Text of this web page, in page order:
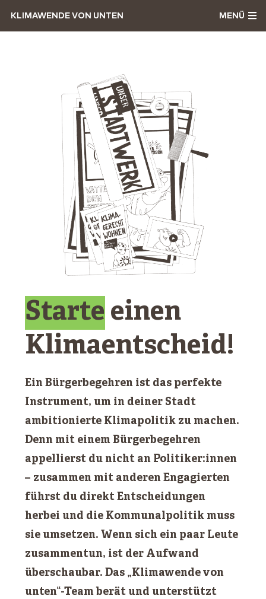
KLIMAWENDE VON UNTEN MENÜ
Starte einen
Klimaentscheid!
Ein Bürgerbegehren ist das perfekte
Instrument, um in deiner Stadt
ambitionierte Klimapolitik zu machen.
Denn mit einem Bürgerbegehren
appellierst du nicht an Politiker:innen
– zusammen mit anderen Engagierten
führst du direkt Entscheidungen
herbei und die Kommunalpolitik muss
sie umsetzen. Wenn sich ein paar Leute
zusammentun, ist der Aufwand
überschaubar. Das „Klimawende von
unten“-Team berät und unterstützt